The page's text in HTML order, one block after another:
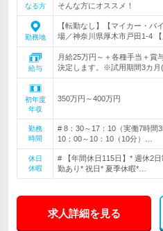
なる方 そんな方にオススメ！
勤務地
【転勤なし】【マイカー・バ
場／神奈川県厚木市戸田1-4
給与
月給25万円～＋各種手当＋賞
決定します。※試用期間3カ月
初年度
年収
350万円～400万円
勤務
時間
# 8：30～17：10（実働7時間
10：00～10：10（10分）…
休日
休暇
# 【年間休日115日】* 週休2
勤あり* 祝日* 夏季休暇*…
求人詳細を見る